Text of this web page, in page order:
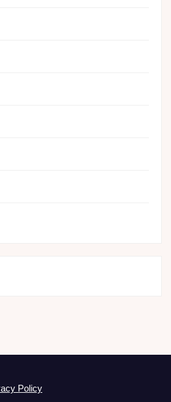
Policy